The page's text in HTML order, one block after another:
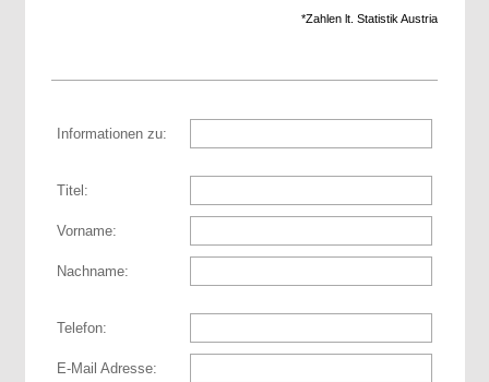
*Zahlen lt. Statistik Austria
Informationen zu:
Titel:
Vorname:
Nachname:
Telefon:
E-Mail Adresse: